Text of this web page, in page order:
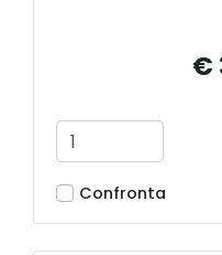
€
Confronta